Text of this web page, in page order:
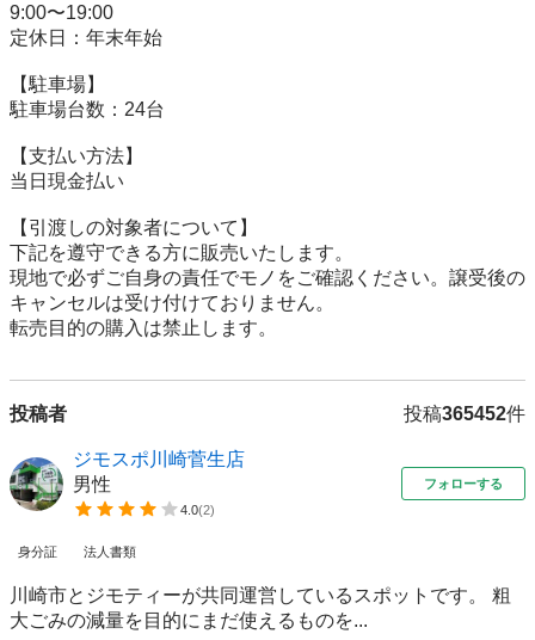
9:00〜19:00
定休日：年末年始
【駐⾞場】
駐車場台数：24台
【⽀払い⽅法】
当日現金払い
【引渡しの対象者について】
下記を遵守できる⽅に販売いたします。
現地で必ずご⾃⾝の責任でモノをご確認ください。譲受後の
キャンセルは受け付けておりません。
転売⽬的の購⼊は禁⽌します。
投稿者 投稿365452件
ジモスポ川崎菅生店
男性
4.0(2)
フォローする
身分証 法人書類
川崎市とジモティーが共同運営しているスポットです。 粗
⼤ごみの減量を⽬的にまだ使えるものを...